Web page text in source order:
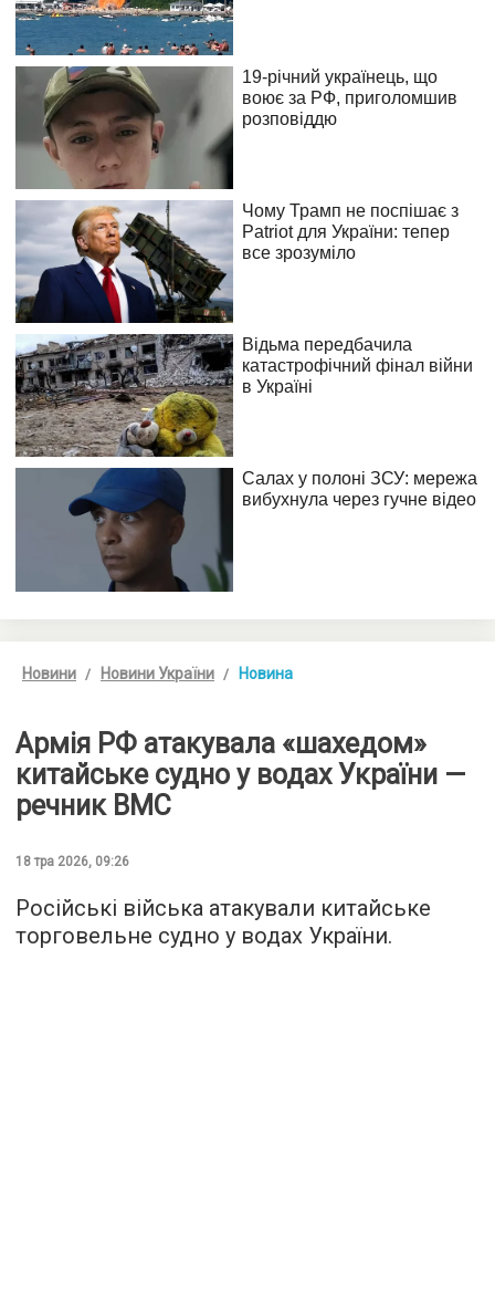
Новини Новини України Новина
Армія РФ атакувала «шахедом»
китайське судно у водах України —
речник ВМС
18 тра 2026, 09:26
Російські війська атакували китайське
торговельне судно у водах України.